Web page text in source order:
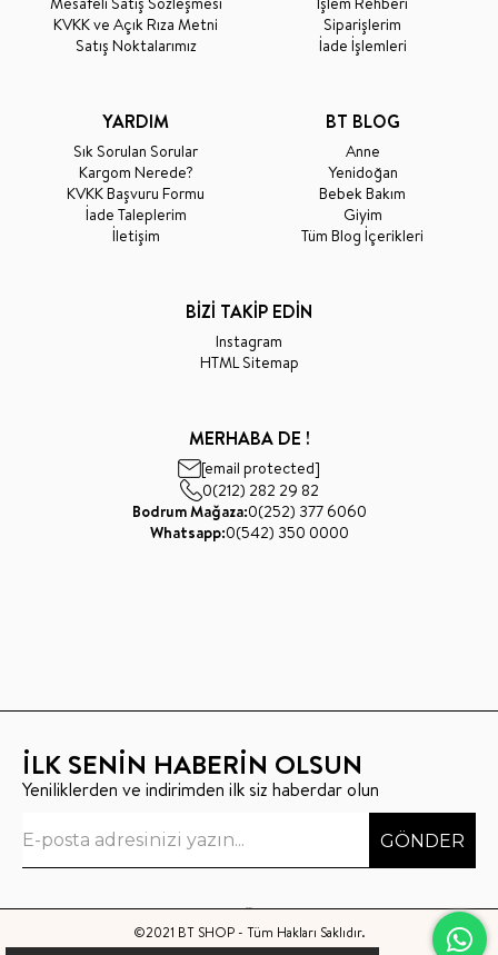
KVKK ve Açık Rıza Metni
Satış Noktalarımız
Siparişlerim
İade İşlemleri
YARDIM
Sık Sorulan Sorular
Kargom Nerede?
KVKK Başvuru Formu
İade Taleplerim
İletişim
BT BLOG
Anne
Yenidoğan
Bebek Bakım
Giyim
Tüm Blog İçerikleri
BİZİ TAKİP EDİN
Instagram
HTML Sitemap
MERHABA DE !
[email protected]
0(212) 282 29 82
Bodrum Mağaza:0(252) 377 6060
Whatsapp:0(542) 350 0000
İLK SENİN HABERİN OLSUN
Yeniliklerden ve indirimden ilk siz haberdar olun
GÖNDER
©2021 BT SHOP - Tüm Hakları Saklıdır.